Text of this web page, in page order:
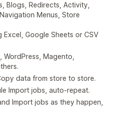
Blogs, Redirects, Activity,
Menus, Store
Google Sheets or CSV
WordPress, Magento,
data from store to store.
Import jobs, auto-repeat.
Import jobs as they happen,